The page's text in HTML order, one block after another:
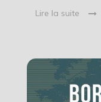
Lire la suite